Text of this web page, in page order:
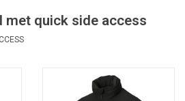
met quick side access